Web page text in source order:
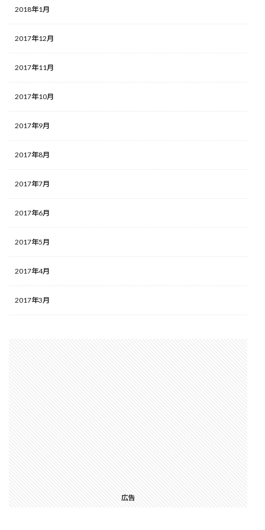
2018年1月
2017年12月
2017年11月
2017年10月
2017年9月
2017年8月
2017年7月
2017年6月
2017年5月
2017年4月
2017年3月
広告